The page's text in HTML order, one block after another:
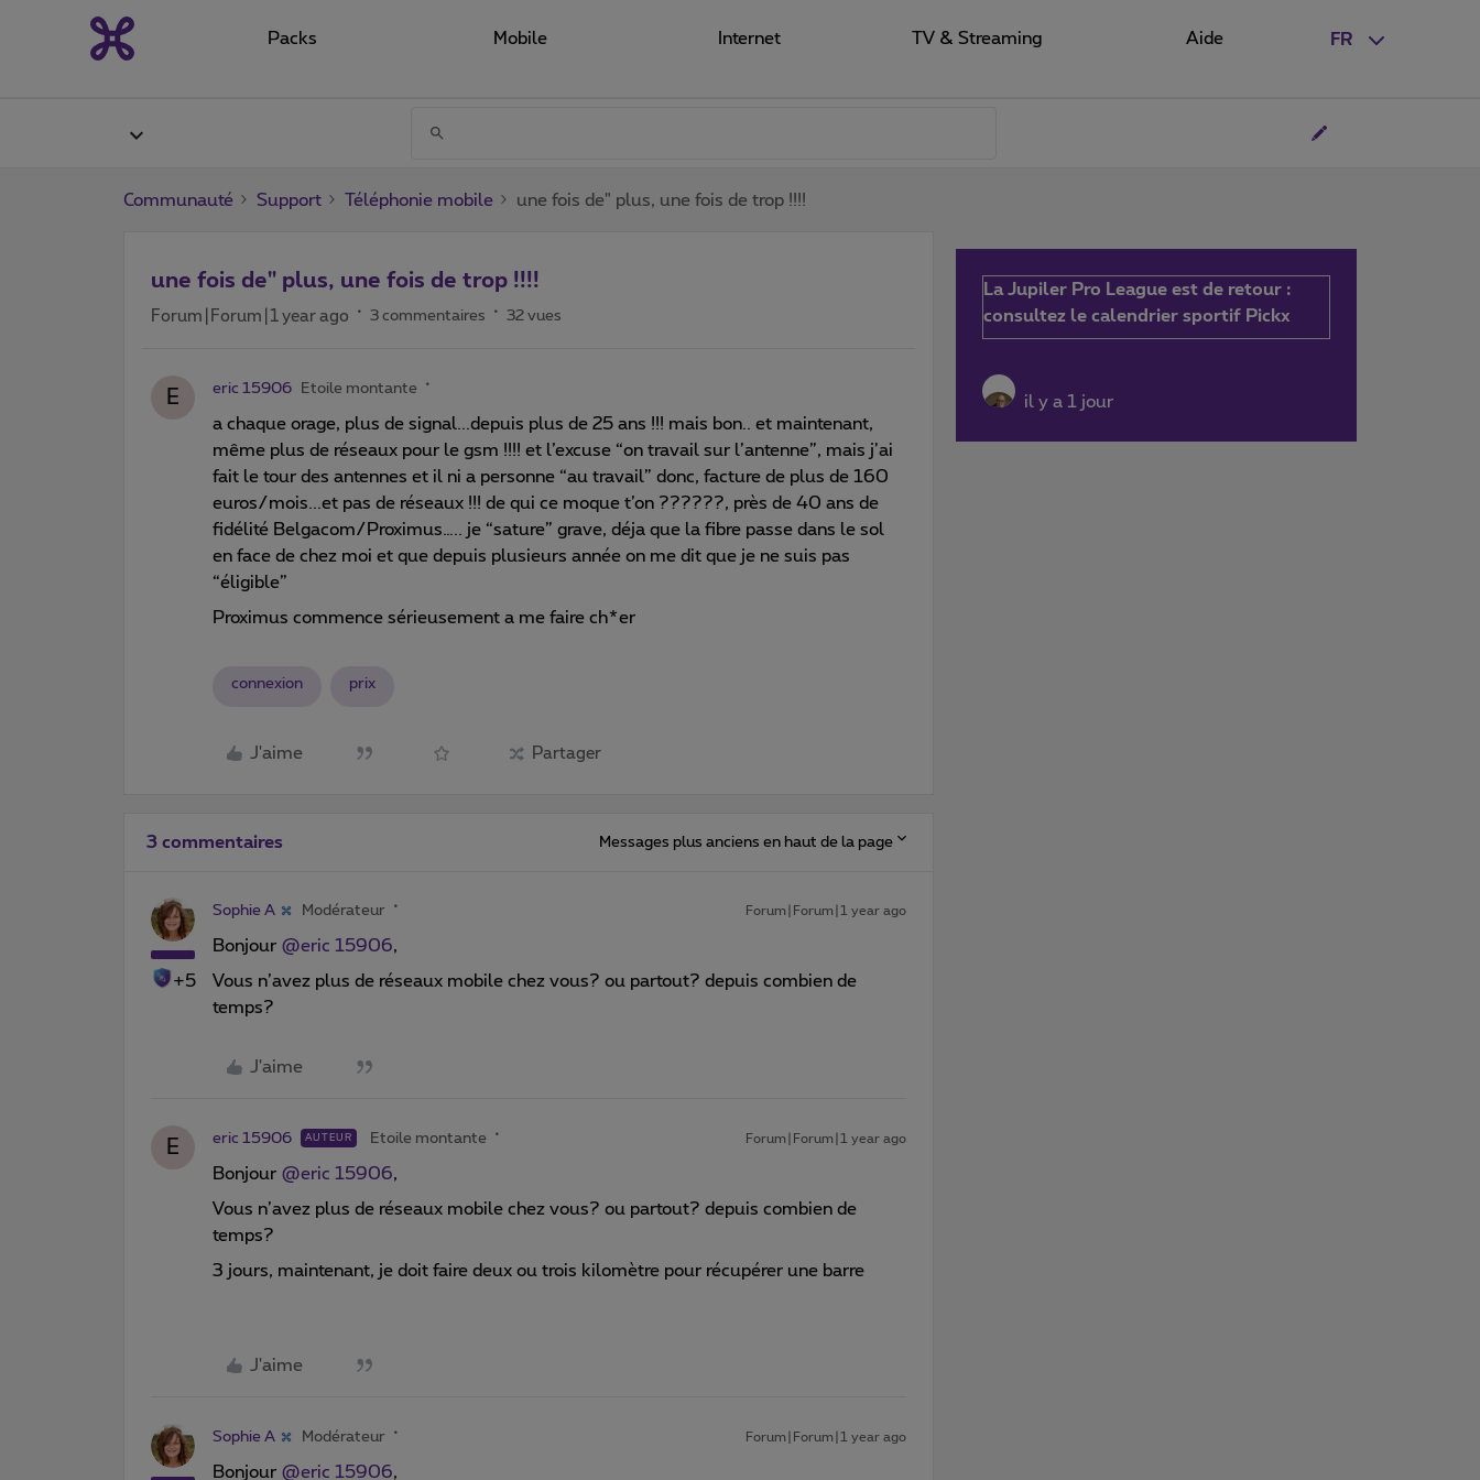
FR
Packs Mobile Internet TV & Streaming Aide
Communauté Support Téléphonie mobile une fois de" plus, une fois de trop !!!!
une fois de" plus, une fois de trop !!!!
Forum|Forum|1 year ago 3 commentaires 32 vues
E eric 15906 Etoile montante
a chaque orage, plus de signal...depuis plus de 25 ans !!! mais bon.. et maintenant,
même plus de réseaux pour le gsm !!!! et l’excuse “on travail sur l’antenne”, mais j’ai
fait le tour des antennes et il ni a personne “au travail” donc, facture de plus de 160
euros/mois...et pas de réseaux !!! de qui ce moque t’on ??????, près de 40 ans de
fidélité Belgacom/Proximus….. je “sature” grave, déja que la fibre passe dans le sol
en face de chez moi et que depuis plusieurs année on me dit que je ne suis pas
“éligible”
Proximus commence sérieusement a me faire ch*er
connexion prix
J'aime Partager
3 commentaires Messages plus anciens en haut de la page
+5
Sophie A Modérateur Forum|Forum|1 year ago
Bonjour @eric 15906,
Vous n’avez plus de réseaux mobile chez vous? ou partout? depuis combien de
temps?
J'aime
E eric 15906 AUTEUR Etoile montante Forum|Forum|1 year ago
Bonjour @eric 15906,
Vous n’avez plus de réseaux mobile chez vous? ou partout? depuis combien de
temps?
3 jours, maintenant, je doit faire deux ou trois kilomètre pour récupérer une barre
J'aime
Sophie A Modérateur Forum|Forum|1 year ago
Bonjour @eric 15906,
La Jupiler Pro League est de retour :
consultez le calendrier sportif Pickx
il y a 1 jour